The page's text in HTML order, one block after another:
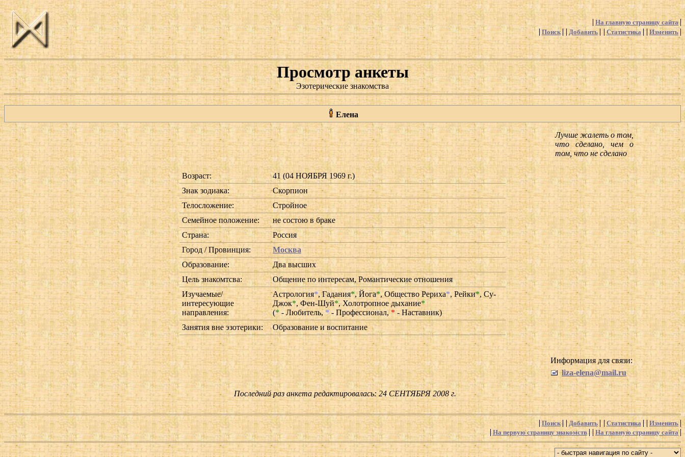
На главную страницу сайта
Поиск
Добавить Статистика Изменить
Просмотр анкеты
Эзотерические знакомства
Елена
Лучше жалеть о том,
что сделано, чем о
том, что не сделано
Возраст:
41 (04 НОЯБРЯ 1969 г.)
Знак зодиака:
Скорпион
Телосложение:
Стройное
Семейное положение:
не состою в браке
Страна:
Россия
Город / Провинция:
Москва
Образование:
Два высших
Цель знакомтсва:
Общение по интересам, Романтические отношения
Изучаемые/
интересующие
направления:
Астрология*,Гадания*,Йога*,Общество Рериха*, Рейки*, Су-
Джок*, Фен-Шуй*,Холотропное дыхание*
(* - Любитель,*- Профессионал,* - Наставник)
Занятия вне эзотерики:
Образование и воспитание
Информация для связи:
liza-elena@mail.ru
Последний раз анкета редактировалась: 24 СЕНТЯБРЯ 2008 г.
Поиск Добавить Статистика
Изменить
На первую страницу знакомств
На главную страницу сайта